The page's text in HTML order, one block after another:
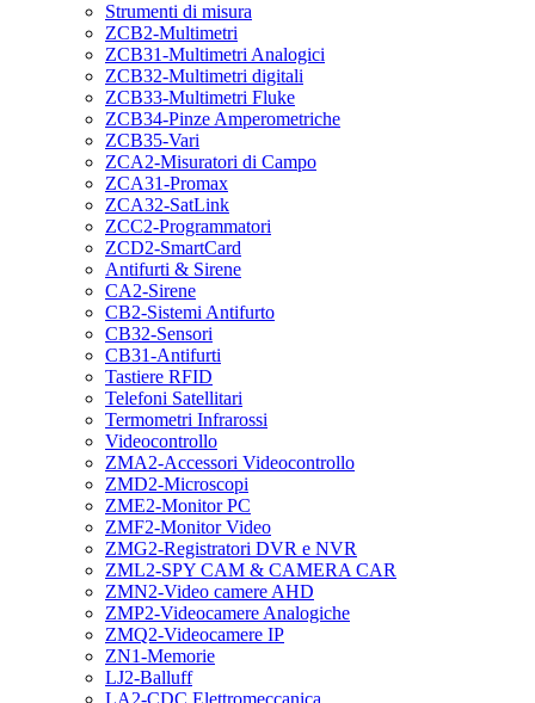
Strumenti di misura
ZCB2-Multimetri
ZCB31-Multimetri Analogici
ZCB32-Multimetri digitali
ZCB33-Multimetri Fluke
ZCB34-Pinze Amperometriche
ZCB35-Vari
ZCA2-Misuratori di Campo
ZCA31-Promax
ZCA32-SatLink
ZCC2-Programmatori
ZCD2-SmartCard
Antifurti & Sirene
CA2-Sirene
CB2-Sistemi Antifurto
CB32-Sensori
CB31-Antifurti
Tastiere RFID
Telefoni Satellitari
Termometri Infrarossi
Videocontrollo
ZMA2-Accessori Videocontrollo
ZMD2-Microscopi
ZME2-Monitor PC
ZMF2-Monitor Video
ZMG2-Registratori DVR e NVR
ZML2-SPY CAM & CAMERA CAR
ZMN2-Video camere AHD
ZMP2-Videocamere Analogiche
ZMQ2-Videocamere IP
ZN1-Memorie
LJ2-Balluff
LA2-CDC Elettromeccanica